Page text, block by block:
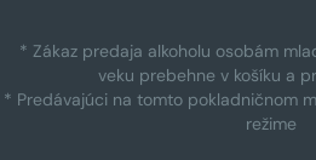
* Zákaz predaja alkoholu osobám
veku prebehne v košíku a
* Predávajúci na tomto pokladničnom
režime